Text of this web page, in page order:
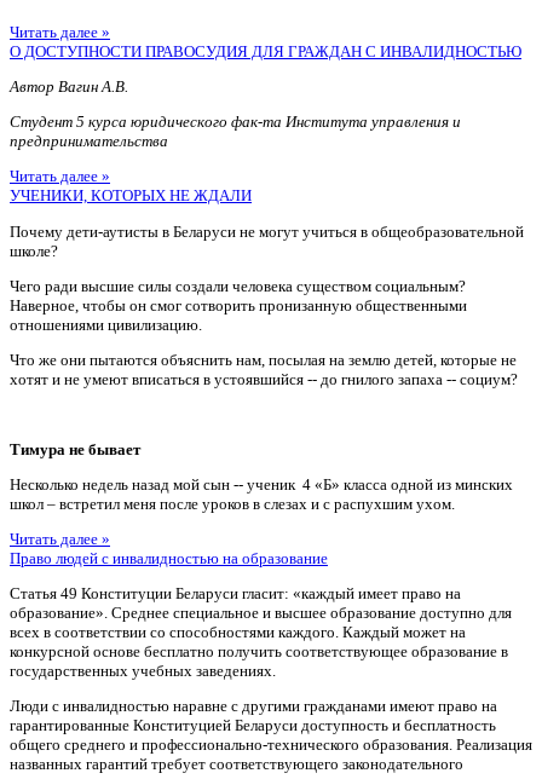
Читать далее »
О ДОСТУПНОСТИ ПРАВОСУДИЯ ДЛЯ ГРАЖДАН С ИНВАЛИДНОСТЬЮ
Автор Вагин А.В.
Студент 5 курса юридического фак-та Института управления и
предпринимательства
Читать далее »
УЧЕНИКИ, КОТОРЫХ НЕ ЖДАЛИ
Почему дети-аутисты в Беларуси не могут учиться в общеобразовательной
школе?
Чего ради высшие силы создали человека существом социальным?
Наверное, чтобы он смог сотворить пронизанную общественными
отношениями цивилизацию.
Что же они пытаются объяснить нам, посылая на землю детей, которые не
хотят и не умеют вписаться в устоявшийся -- до гнилого запаха -- социум?
Тимура не бывает
Несколько недель назад мой сын -- ученик 4 «Б» класса одной из минских
школ – встретил меня после уроков в слезах и с распухшим ухом.
Читать далее »
Право людей с инвалидностью на образование
Статья 49 Конституции Беларуси гласит: «каждый имеет право на
образование». Среднее специальное и высшее образование доступно для
всех в соответствии со способностями каждого. Каждый может на
конкурсной основе бесплатно получить соответствующее образование в
государственных учебных заведениях.
Люди с инвалидностью наравне с другими гражданами имеют право на
гарантированные Конституцией Беларуси доступность и бесплатность
общего среднего и профессионально-технического образования. Реализация
названных гарантий требует соответствующего законодательного